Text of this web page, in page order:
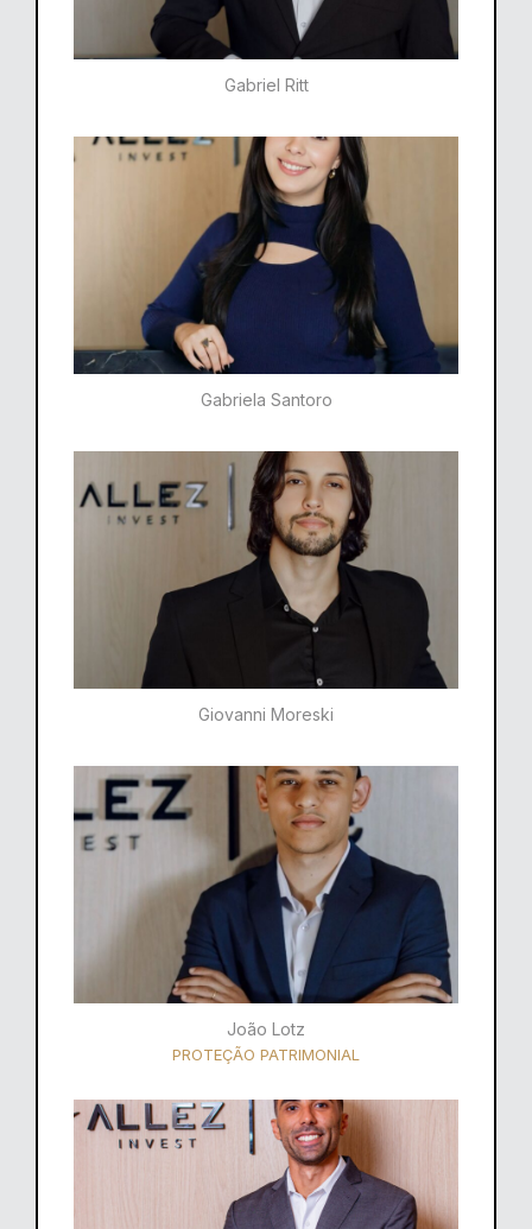
Gabriel Ritt
Gabriela Santoro​
Giovanni Moreski
João Lotz
PROTEÇÃO PATRIMONIAL